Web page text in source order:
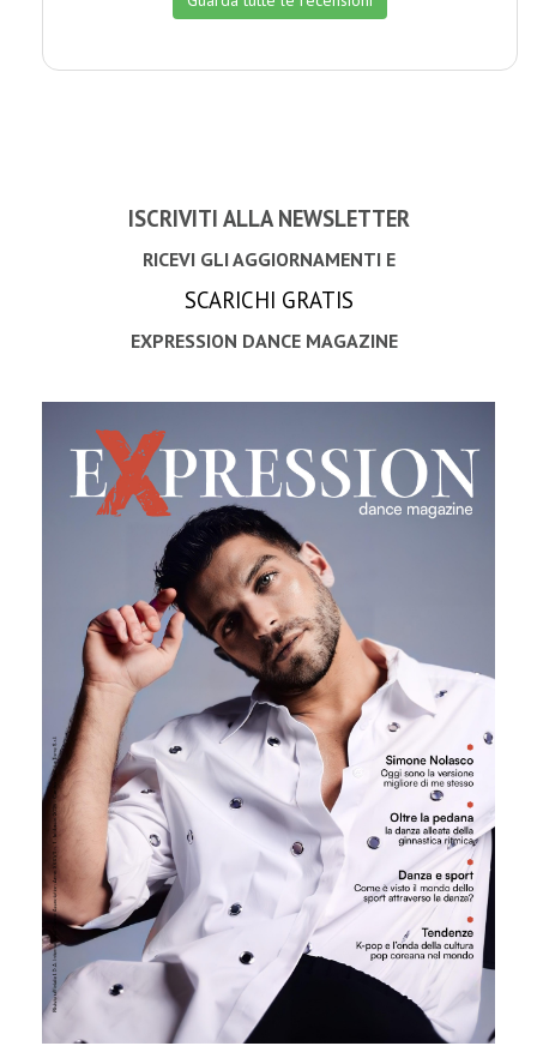
ISCRIVITI ALLA NEWSLETTER
RICEVI GLI AGGIORNAMENTI E
SCARICHI GRATIS
EXPRESSION DANCE MAGAZINE